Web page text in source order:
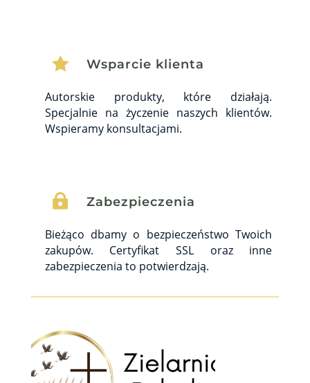
 Wsparcie klienta
Autorskie produkty, które działają.
Specjalnie na życzenie naszych klientów.
Wspieramy konsultacjami.
 Zabezpieczenia
Bieżąco dbamy o bezpieczeństwo Twoich
zakupów. Certyfikat SSL oraz inne
zabezpieczenia to potwierdzają.